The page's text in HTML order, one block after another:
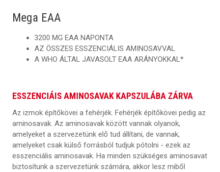
Mega EAA
3200 MG EAA NAPONTA
AZ ÖSSZES ESSZENCIÁLIS AMINOSAVVAL
A WHO ÁLTAL JAVASOLT EAA ARÁNYOKKAL*
ESSZENCIÁIS AMINOSAVAK KAPSZULÁBA ZÁRVA
Az izmok építőkövei a fehérjék. Fehérjék építőkövei pedig az
aminosavak. Az aminosavak között vannak olyanok,
amelyeket a szervezetünk elő tud állítani, de vannak,
amelyeket csak külső forrásból tudjuk pótolni - ezek az
esszenciális aminosavak. Ha minden szükséges aminosavat
biztosítunk a szervezetünk számára, akkor lesz miből